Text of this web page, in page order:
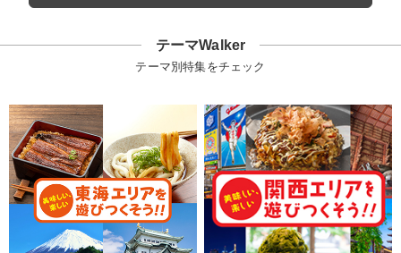
テーマWalker
テーマ別特集をチェック